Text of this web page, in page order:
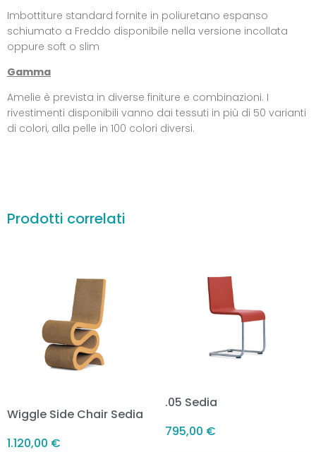
Imbottiture standard fornite in poliuretano espanso
schiumato a Freddo disponibile nella versione incollata
oppure soft o slim
Gamma
Amelie è prevista in diverse finiture e combinazioni. I
rivestimenti disponibili vanno dai tessuti in più di 50 varianti
di colori, alla pelle in 100 colori diversi.
Prodotti correlati
Wiggle Side Chair Sedia
1.120,00 €
.05 Sedia
795,00 €